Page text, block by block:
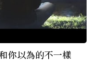
你以為的不一樣